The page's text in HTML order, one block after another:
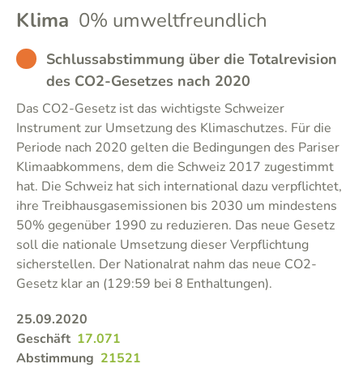
Klima 0% umweltfreundlich
BAD Schlussabstimmung über die Totalrevision
des CO2-Gesetzes nach 2020
Das CO2-Gesetz ist das wichtigste Schweizer
Instrument zur Umsetzung des Klimaschutzes. Für die
Periode nach 2020 gelten die Bedingungen des Pariser
Klimaabkommens, dem die Schweiz 2017 zugestimmt
hat. Die Schweiz hat sich international dazu verpflichtet,
ihre Treibhausgasemissionen bis 2030 um mindestens
50% gegenüber 1990 zu reduzieren. Das neue Gesetz
soll die nationale Umsetzung dieser Verpflichtung
sicherstellen. Der Nationalrat nahm das neue CO2-
Gesetz klar an (129:59 bei 8 Enthaltungen).
25.09.2020
Geschäft 17.071
Abstimmung 21521